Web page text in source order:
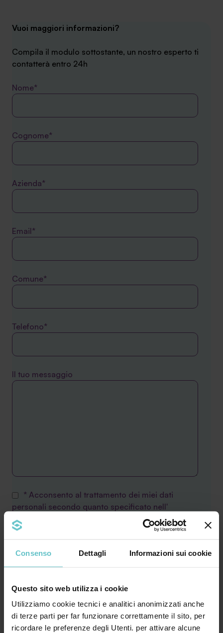
Consenso Dettagli Informazioni sui cookie
Questo sito web utilizza i cookie
Utilizziamo cookie tecnici e analitici anonimizzati anche
di terze parti per far funzionare correttamente il sito, per
ricordare le preferenze degli Utenti. per attivare alcune
Vuoi maggiori informazioni?
Compila il modulo sottostante, un nostro esperto ti
contatterà entro 24h
Nome*
Cognome*
Azienda*
Email*
Comune*
Telefono*
Il tuo messaggio
* Acconsento al trattamento dei miei dati
personali secondo quanto specificato nell'
informativa
Desidero inoltre ricevere la Newsletter di
Agevola Srl sulla finanza agevolata e acconsento
nell'Informativa privacy